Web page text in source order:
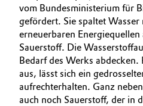
vom Bundesministerium für
gefördert. Sie spaltet Wasser
erneuerbaren
Sauerstoff. Die
Bedarf des Werks
aus, lässt sich ein
aufrechterhalten. Ganz
auch noch Sauerstoff, der in